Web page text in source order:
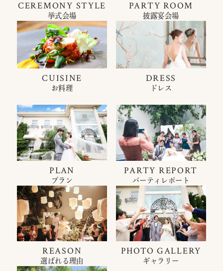
CEREMONY STYLE
挙式会場
PARTY ROOM
披露宴会場
CUISINE
お料理
DRESS
ドレス
PLAN
プラン
PARTY REPORT
パーティレポート
REASON
選ばれる理由
PHOTO GALLERY
ギャラリー